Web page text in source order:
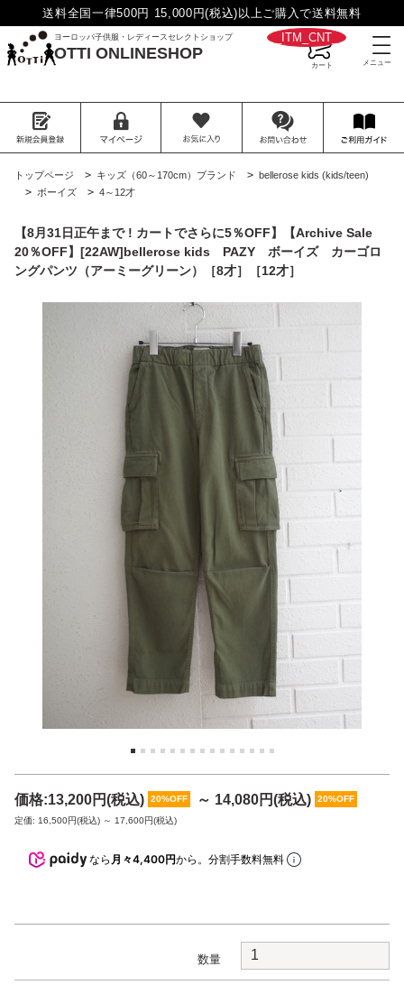
送料全国一律500円 15,000円(税込)以上ご購入で送料無料
ヨーロッパ子供服・レディースセレクトショップ
OTTI ONLINESHOP
__ITM_CNT__
トップページ > キッズ（60～170cm）ブランド > bellerose kids (kids/teen)
> ボーイズ > 4～12才
【8月31日正午まで ! カートでさらに5％OFF】【Archive Sale
20％OFF】[22AW]bellerose kids PAZY ボーイズ カーゴロ
ングパンツ（アーミーグリーン）［8才］［12才］
価格:13,200円(税込) 20%OFF ～ 14,080円(税込) 20%OFF
定価: 16,500円(税込) ～ 17,600円(税込)
なら 月々4,400円から。分割手数料無料
数量